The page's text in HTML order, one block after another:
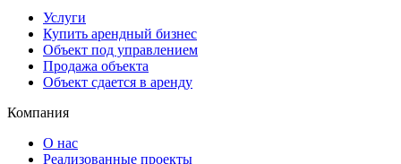
Услуги
Купить арендный бизнес
Объект под управлением
Продажа объекта
Объект сдается в аренду
Компания
О нас
Реализованные проекты